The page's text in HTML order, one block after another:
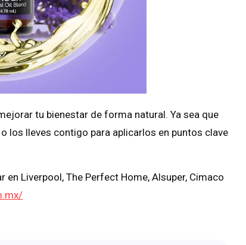
tu bienestar de forma natural. Ya sea que
los lleves contigo para aplicarlos en puntos clave
Liverpool, The Perfect Home, Alsuper, Cimaco